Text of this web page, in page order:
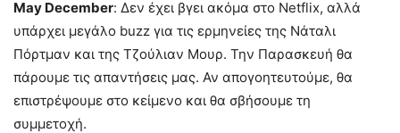
May December: Δεν έχει βγει ακόμα στο Netflix, αλλά
υπάρχει μεγάλο buzz για τις ερμηνείες της Νάταλι
Πόρτμαν και της Τζούλιαν Μουρ. Την Παρασκευή θα
πάρουμε τις απαντήσεις μας. Αν απογοητευτούμε, θα
επιστρέψουμε στο κείμενο και θα σβήσουμε τη
συμμετοχή.